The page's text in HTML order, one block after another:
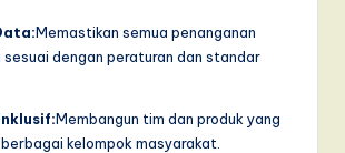
Memastikan semua penanganan
dengan peraturan dan standar
Membangun tim dan produk yang
kelompok masyarakat.